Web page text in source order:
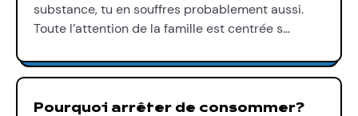
substance, tu en souffres probablement aussi.
Toute l’attention de la famille est centrée s…
Pourquoi arrêter de consommer?